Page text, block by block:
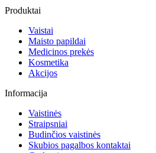
Produktai
Vaistai
Maisto papildai
Medicinos prekės
Kosmetika
Akcijos
Informacija
Vaistinės
Straipsniai
Budinčios vaistinės
Skubios pagalbos kontaktai